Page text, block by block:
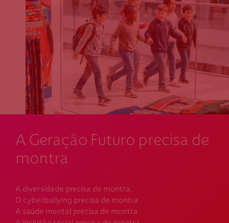
A Geração Futuro precisa de
montra
A diversidade precisa de montra.
O cyberbullying precisa de montra.
A saúde mental precisa de montra.